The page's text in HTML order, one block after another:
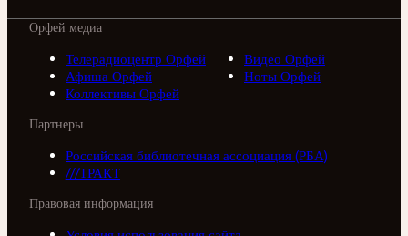
Орфей медиа
Телерадиоцентр Орфей
Видео Орфей
Афиша Орфей
Ноты Орфей
Коллективы Орфей
Партнеры
Российская библиотечная ассоциация (РБА)
///ТРАКТ
Правовая информация